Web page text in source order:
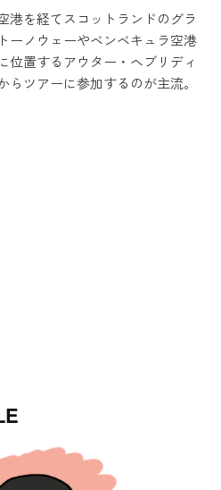
港を経てスコットランドのグラ
ーノウェーやベンベキュラ空港
位置するアウター・ヘブリディ
ツアーに参加するのが主流。